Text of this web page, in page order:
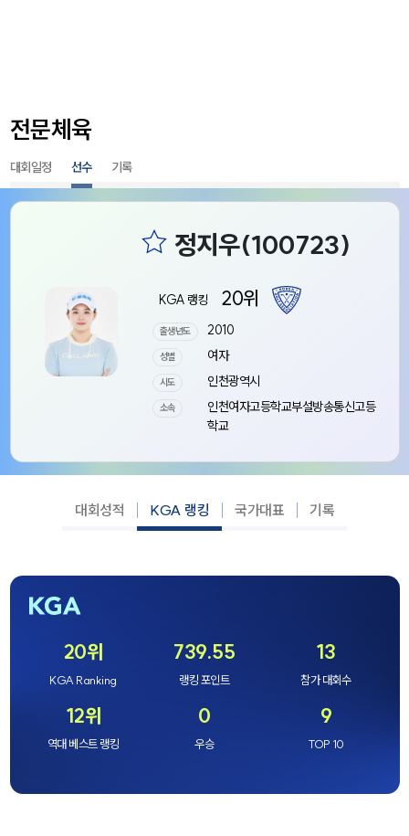
전문체육
대회일정 선수 기록
KGA 랭킹 20위
출생년도 2010
성별 여자
시도 인천광역시
소속
인천여자고등학교부설방송통신고등
학교
대회성적 KGA 랭킹 국가대표 기록
20위
KGA Ranking
739.55
랭킹 포인트
13
참가 대회수
12위
역대 베스트 랭킹
0
우승
9
TOP 10